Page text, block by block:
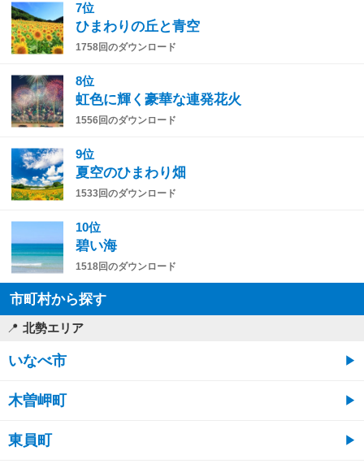
7位
ひまわりの丘と青空
1758回のダウンロード
8位
虹色に輝く豪華な連発花火
1556回のダウンロード
9位
夏空のひまわり畑
1533回のダウンロード
10位
碧い海
1518回のダウンロード
市町村から探す
北勢エリア
いなべ市
木曽岬町
東員町